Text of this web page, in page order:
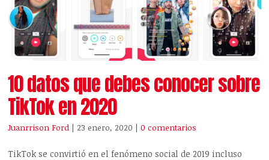
10 datos que debes conocer sobre
TikTok en 2020
Juanrrison Ford | 23 enero, 2020 |0 comentarios
TikTok se convirtió en el fenómeno social de 2019 incluso